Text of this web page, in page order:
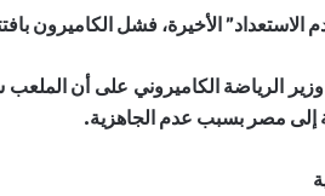
الاستعداد” الأخيرة، فشل الكاميرون
إلى مصر بسبب عدم الجاهزية.